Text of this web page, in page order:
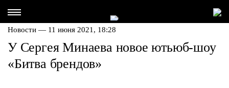
Новости — 11 июня 2021, 18:28
У Сергея Минаева новое ютьюб-шоу
«Битва брендов»